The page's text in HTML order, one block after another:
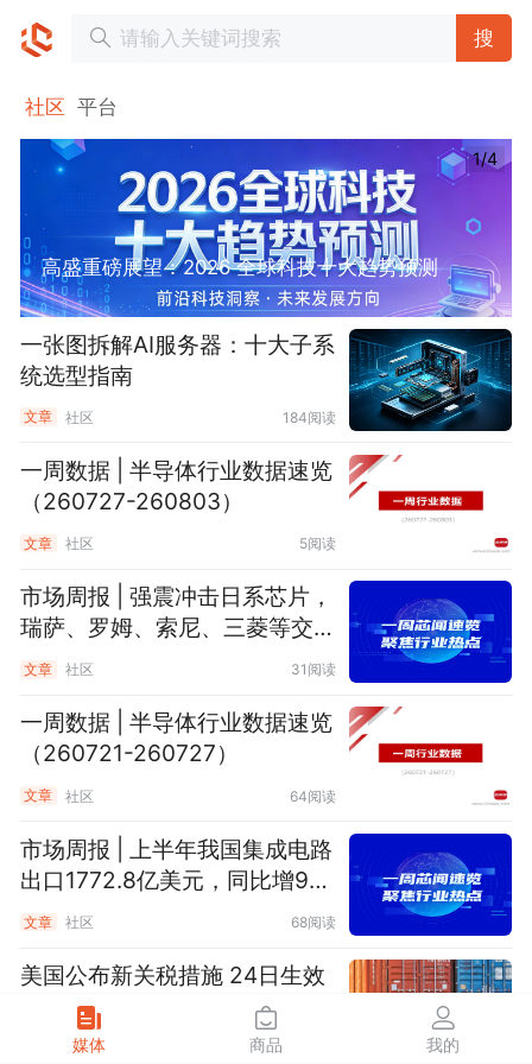
搜
社区 平台
高盛重磅展望：2026 全球科技十大趋势预测
1/4
一张图拆解AI服务器：十大子系
统选型指南
文章 社区 184阅读
一周数据 | 半导体行业数据速览
（260727-260803）
文章 社区 5阅读
市场周报 | 强震冲击日系芯片，
瑞萨、罗姆、索尼、三菱等交期
需关注
文章 社区 31阅读
一周数据 | 半导体行业数据速览
（260721-260727）
文章 社区 64阅读
市场周报 | 上半年我国集成电路
出口1772.8亿美元，同比增9
6%
文章 社区 68阅读
美国公布新关税措施 24日生效
社区
媒体 商品 我的